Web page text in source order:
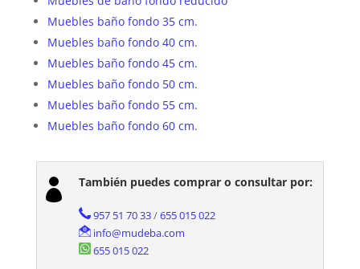
Muebles baño fondo 35 cm.
Muebles baño fondo 40 cm.
Muebles baño fondo 45 cm.
Muebles baño fondo 50 cm.
Muebles baño fondo 55 cm.
Muebles baño fondo 60 cm.
 También puedes comprar o consultar por:
957 51 70 33/655 015 022
info@mudeba.com
655 015 022